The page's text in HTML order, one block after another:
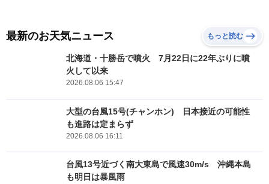
最新のお天気ニュース もっと読む
北海道・十勝岳で噴火 7月22日に22年ぶりに噴
火して以来
2026.08.06 15:47
大型の台風15号(チャンホン) 日本接近の可能性
も進路は定まらず
2026.08.06 16:11
台風13号近づく南大東島で風速30m/s 沖縄本島
も明日は暴風雨